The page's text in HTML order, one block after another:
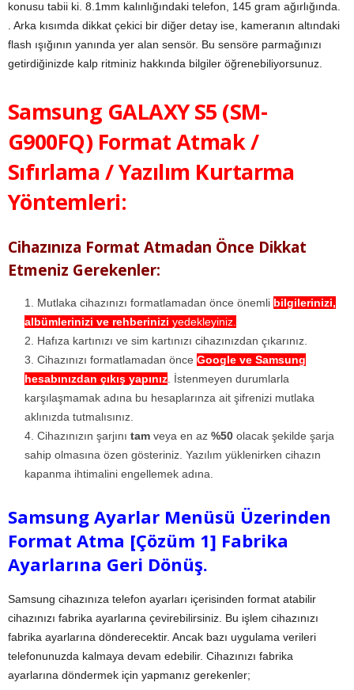
konusu tabii ki. 8.1mm kalınlığındaki telefon, 145 gram ağırlığında.
. Arka kısımda dikkat çekici bir diğer detay ise, kameranın altındaki
flash ışığının yanında yer alan sensör. Bu sensöre parmağınızı
getirdiğinizde kalp ritminiz hakkında bilgiler öğrenebiliyorsunuz.
Samsung GALAXY S5 (SM-
G900FQ) Format Atmak /
Sıfırlama / Yazılım Kurtarma
Yöntemleri:
Cihazınıza Format Atmadan Önce Dikkat
Etmeniz Gerekenler:
Mutlaka cihazınızı formatlamadan önce önemli bilgilerinizi,
albümlerinizi ve rehberinizi yedekleyiniz.
Hafıza kartınızı ve sim kartınızı cihazınızdan çıkarınız.
Cihazınızı formatlamadan önce Google ve Samsung
hesabınızdan çıkış yapınız. İstenmeyen durumlarla
karşılaşmamak adına bu hesaplarınza ait şifrenizi mutlaka
aklınızda tutmalısınız.
Cihazınızın şarjını tam veya en az %50 olacak şekilde şarja
sahip olmasına özen gösteriniz. Yazılım yüklenirken cihazın
kapanma ihtimalini engellemek adına.
Samsung Ayarlar Menüsü Üzerinden
Format Atma [Çözüm 1] Fabrika
Ayarlarına Geri Dönüş.
Samsung cihazınıza telefon ayarları içerisinden format atabilir
cihazınızı fabrika ayarlarına çevirebilirsiniz. Bu işlem cihazınızı
fabrika ayarlarına dönderecektir. Ancak bazı uygulama verileri
telefonunuzda kalmaya devam edebilir. Cihazınızı fabrika
ayarlarına döndermek için yapmanız gerekenler;